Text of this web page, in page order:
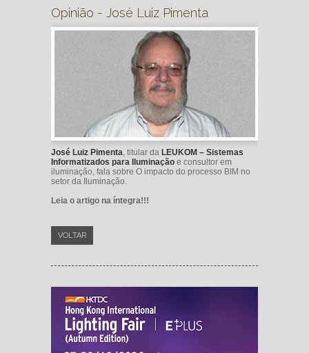
Opinião - José Luiz Pimenta
José Luiz Pimenta, titular da LEUKOM – Sistemas
Informatizados para Iluminação e consultor em
iluminação, fala sobre O impacto do processo BIM no
setor da Iluminação.
Leia o artigo na íntegra!!!
VOLTAR